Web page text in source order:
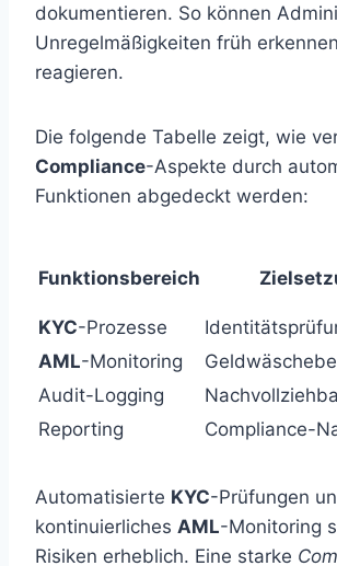
dokumentieren. So können
Unregelmäßigkeiten früh
reagieren.
Die folgende Tabelle zeigt, wie
Compliance-Aspekte durch
Funktionen abgedeckt werden:
Funktionsbereich
KYC-Prozesse
AML-Monitoring
Audit-Logging
Reporting
Compliance-
Automatisierte KYC-Prüfungen
kontinuierliches AML-Monitoring
Risiken erheblich. Eine starke